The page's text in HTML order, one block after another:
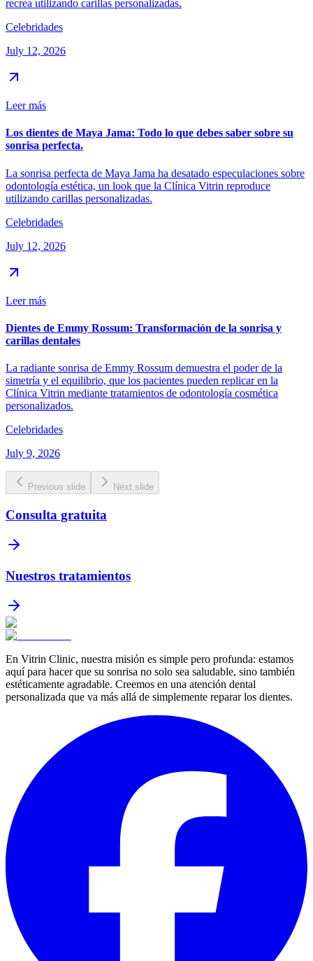
recrea utilizando carillas personalizadas.
Celebridades
July 12, 2026
Leer más
Los dientes de Maya Jama: Todo lo que debes saber sobre su
sonrisa perfecta.
La sonrisa perfecta de Maya Jama ha desatado especulaciones sobre
odontología estética, un look que la Clínica Vitrin reproduce
utilizando carillas personalizadas.
Celebridades
July 12, 2026
Leer más
Dientes de Emmy Rossum: Transformación de la sonrisa y
carillas dentales
La radiante sonrisa de Emmy Rossum demuestra el poder de la
simetría y el equilibrio, que los pacientes pueden replicar en la
Clínica Vitrin mediante tratamientos de odontología cosmética
personalizados.
Celebridades
July 9, 2026
Previous slide Next slide
Consulta gratuita
Nuestros tratamientos
En Vitrin Clinic, nuestra misión es simple pero profunda: estamos
aquí para hacer que su sonrisa no solo sea saludable, sino también
estéticamente agradable. Creemos en una atención dental
personalizada que va más allá de simplemente reparar los dientes.